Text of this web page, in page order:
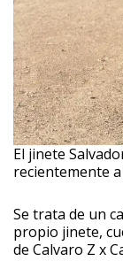
El jinete
recientemente
Se trata de un
propio jinete,
de Calvaro Z x